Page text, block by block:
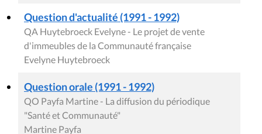
Question d'actualité (1991 - 1992)
QA Huytebroeck Evelyne - Le projet de vente
d'immeubles de la Communauté française
Evelyne Huytebroeck
Question orale (1991 - 1992)
QO Payfa Martine - La diffusion du périodique
"Santé et Communauté"
Martine Payfa